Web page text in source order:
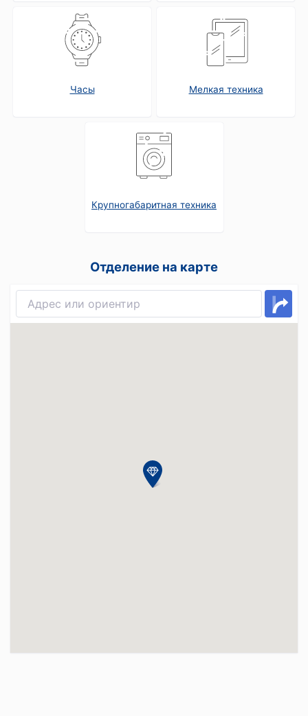
Часы Мелкая техника
Крупногабаритная техника
Отделение на карте